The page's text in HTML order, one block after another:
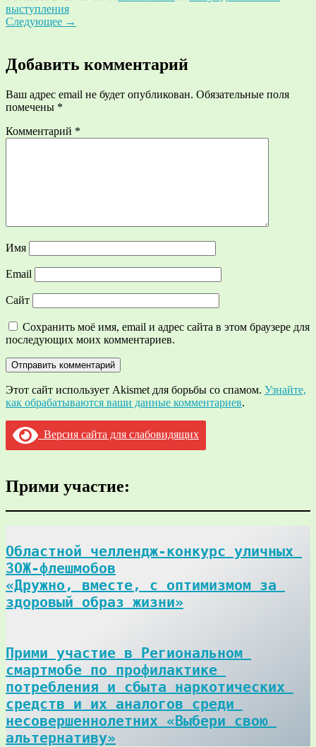
выступления
Следующее →
Добавить комментарий
Ваш адрес email не будет опубликован. Обязательные поля
помечены *
Комментарий *
Имя
Email
Сайт
Сохранить моё имя, email и адрес сайта в этом браузере для
последующих моих комментариев.
Этот сайт использует Akismet для борьбы со спамом. Узнайте,
как обрабатываются ваши данные комментариев.
Версия сайта для слабовидящих
Прими участие:
Областной челлендж-конкурс уличных
ЗОЖ-флешмобов
«Дружно, вместе, с оптимизмом за
здоровый образ жизни»
Прими участие в Региональном
смартмобе по профилактике
потребления и сбыта наркотических
средств и их аналогов среди
несовершеннолетних «Выбери свою
альтернативу»